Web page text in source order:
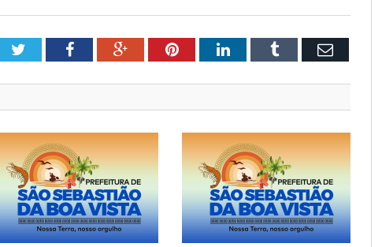
TwitterFacebookGoogle+PinterestLinkedInTumblr Email